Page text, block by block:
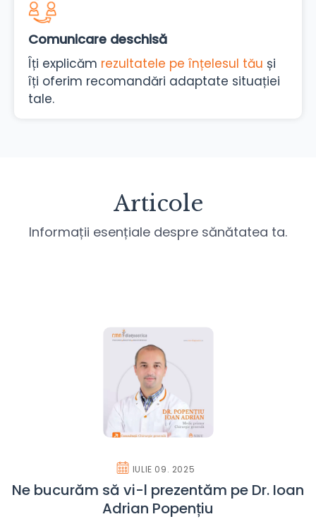
Comunicare deschisă
Îți explicăm rezultatele pe înțelesul tău și
îți oferim recomandări adaptate situației
tale.
Articole
Informații esențiale despre sănătatea ta.
IULIE 09. 2025
Ne bucurăm să vi-l prezentăm pe Dr. Ioan
Adrian Popențiu